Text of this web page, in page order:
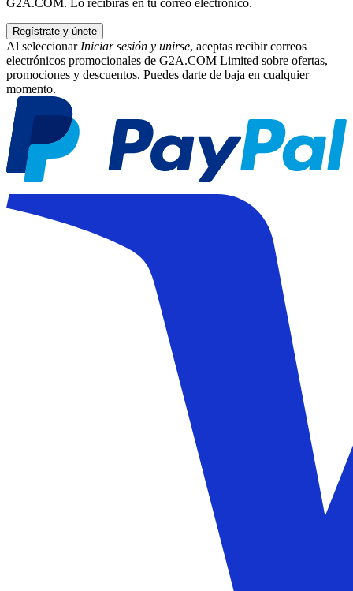
Regístrate y únete
Al seleccionar Iniciar sesión y unirse, aceptas recibir correos
electrónicos promocionales de G2A.COM Limited sobre ofertas,
promociones y descuentos. Puedes darte de baja en cualquier
momento.